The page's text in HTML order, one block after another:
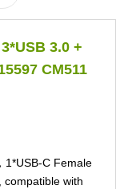
3.0 +
CM511
1*USB-C Female
compatible with